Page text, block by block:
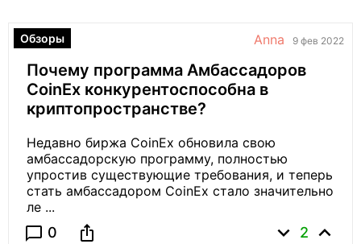
Обзоры Anna 9 фев 2022
Почему программа Амбассадоров
CoinEx конкурентоспособна в
криптопространстве?
Недавно биржа CoinEx обновила свою
амбассадорскую программу, полностью
упростив существующие требования, и теперь
стать амбассадором CoinEx стало значительно
ле ...
chat_bubble_outline 0 ios_share expand_more 2 expand_less